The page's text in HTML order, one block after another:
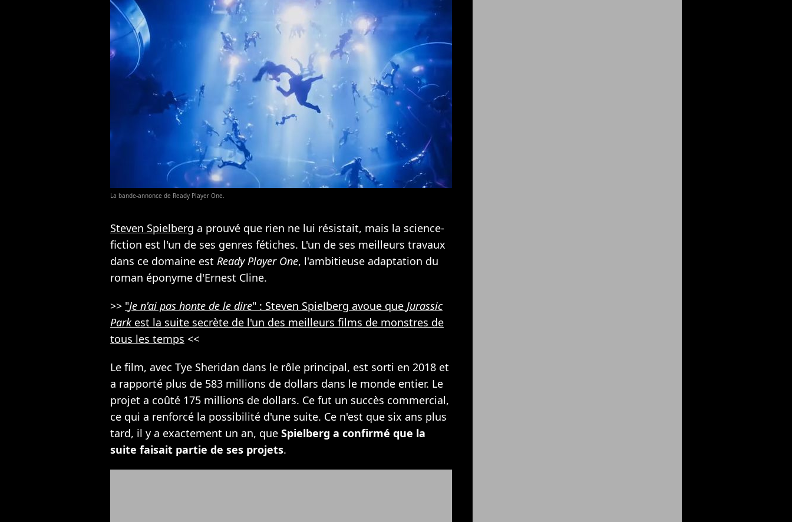
La bande-annonce de Ready Player One.
Steven Spielberg a prouvé que rien ne lui résistait, mais la science-
fiction est l'un de ses genres fétiches. L'un de ses meilleurs travaux
dans ce domaine est Ready Player One, l'ambitieuse adaptation du
roman éponyme d'Ernest Cline.
>> "Je n'ai pas honte de le dire" : Steven Spielberg avoue que Jurassic
Parkest la suite secrète de l'un des meilleurs films de monstres de
tous les temps <<
Le film, avec Tye Sheridan dans le rôle principal, est sorti en 2018 et
a rapporté plus de 583 millions de dollars dans le monde entier. Le
projet a coûté 175 millions de dollars. Ce fut un succès commercial,
ce qui a renforcé la possibilité d'une suite. Ce n'est que six ans plus
tard, il y a exactement un an, que Spielberg a confirmé que la
suite faisait partie de ses projets.